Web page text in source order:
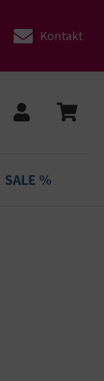
Kontakt
SALE %